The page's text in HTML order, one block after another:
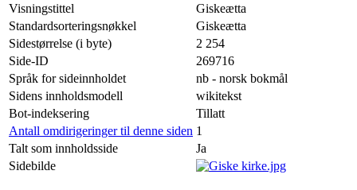
Visningstittel
Giskeætta
Standardsorteringsnøkkel
Giskeætta
Sidestørrelse (i byte)
2 254
Side-ID
269716
Språk for sideinnholdet
nb - norsk bokmål
Sidens innholdsmodell
wikitekst
Bot-indeksering
Tillatt
Antall omdirigeringer til denne siden 1
Talt som innholdsside
Ja
Sidebilde